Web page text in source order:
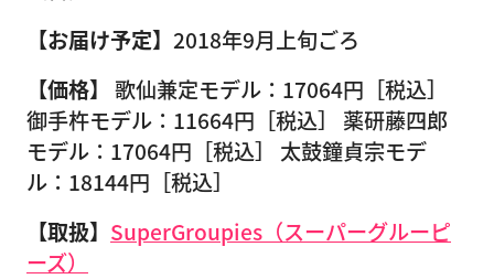
【お届け予定】 2018年9月上旬ごろ
【価格】 歌仙兼定モデル：17064円［税込］
御手杵モデル：11664円［税込］ 薬研藤四郎
モデル：17064円［税込］ 太鼓鐘貞宗モデ
ル：18144円［税込］
【取扱】 SuperGroupies（スーパーグルーピ
ーズ）